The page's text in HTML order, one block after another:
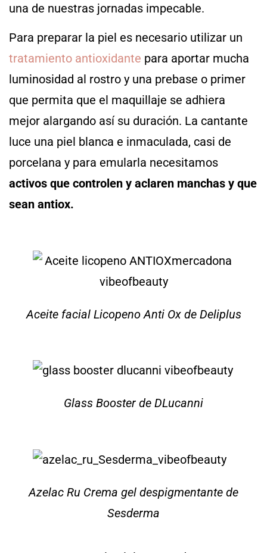
una de nuestras jornadas impecable.
Para preparar la piel es necesario utilizar un
tratamiento antioxidante para aportar mucha
luminosidad al rostro y una prebase o primer
que permita que el maquillaje se adhiera
mejor alargando así su duración. La cantante
luce una piel blanca e inmaculada, casi de
porcelana y para emularla necesitamos
activos que controlen y aclaren manchas y que
sean antiox.
Aceite facial Licopeno Anti Ox de Deliplus
Glass Booster de DLucanni
Azelac Ru Crema gel despigmentante de
Sesderma